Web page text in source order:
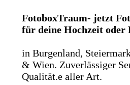
FotoboxTraum- jetzt
für deine Hochzeit oder
in Burgenland,
& Wien. Zuverlässiger
Qualität.e aller Art.